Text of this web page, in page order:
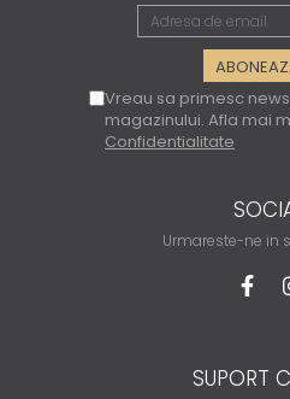
Vreau sa primesc
magazinului. Afla mai
Confidentialitate
Urmareste-ne in
SUPORT